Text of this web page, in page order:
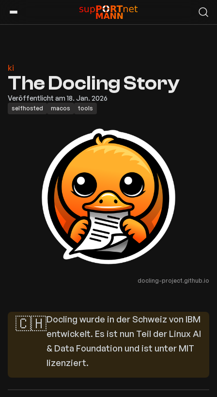
ki
The Docling Story
Veröffentlicht am 18. Jan. 2026
selfhosted macos tools
docling-project.github.io
🇨🇭Docling wurde in der Schweiz von IBM
entwickelt. Es ist nun Teil der Linux AI
& Data Foundation und ist unter MIT
lizenziert.